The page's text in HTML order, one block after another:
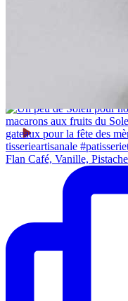
Flan Café, Vanille,